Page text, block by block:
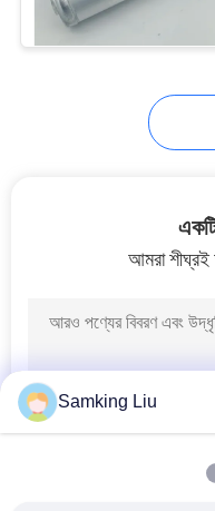
ইউনিট
পাত্রে
আমরা
Samking Liu